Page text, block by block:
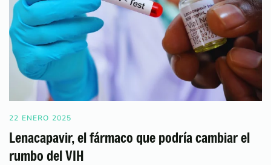
22 ENERO 2025
Lenacapavir, el fármaco que podría cambiar el
rumbo del VIH